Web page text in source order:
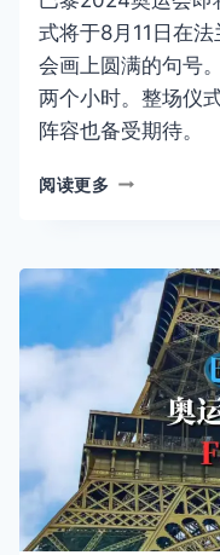
式将于8月11日在
会画上圆满的句号
两个小时。整场仪
阵容也备受期待。
阅读更多 巴
闭
幕
星
云
集，
精
彩
纷